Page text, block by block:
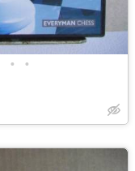
• •